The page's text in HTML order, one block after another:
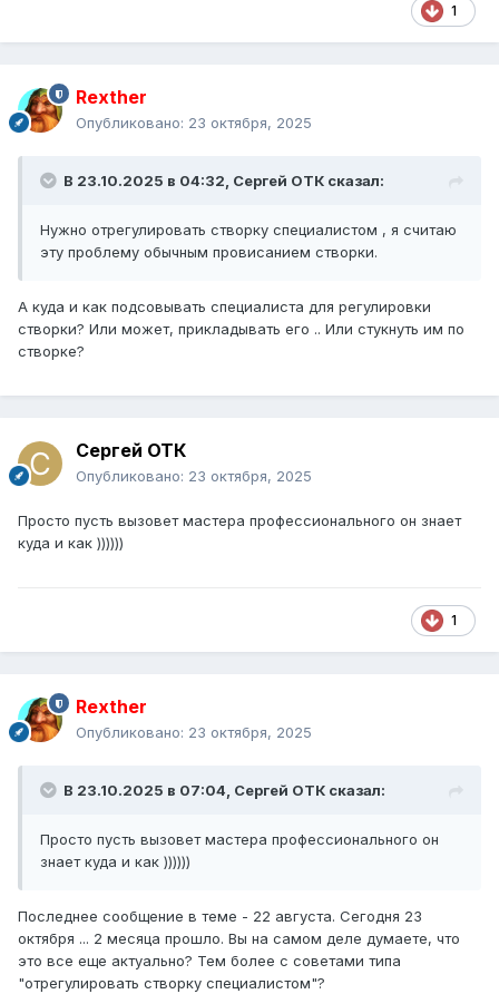
1
Rexther
Опубликовано: 23 октября, 2025
В 23.10.2025 в 04:32, Сергей ОТК сказал:
Нужно отрегулировать створку специалистом , я считаю
эту проблему обычным провисанием створки.
А куда и как подсовывать специалиста для регулировки
створки? Или может, прикладывать его .. Или стукнуть им по
створке?
Сергей ОТК
Опубликовано: 23 октября, 2025
Просто пусть вызовет мастера профессионального он знает
куда и как ))))))
1
Rexther
Опубликовано: 23 октября, 2025
В 23.10.2025 в 07:04, Сергей ОТК сказал:
Просто пусть вызовет мастера профессионального он
знает куда и как ))))))
Последнее сообщение в теме - 22 августа. Сегодня 23
октября ... 2 месяца прошло. Вы на самом деле думаете, что
это все еще актуально? Тем более с советами типа
"отрегулировать створку специалистом"?